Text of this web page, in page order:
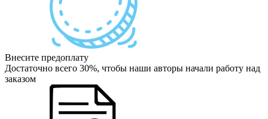
Внесите предоплату
Достаточно всего 30%, чтобы наши авторы начали работу над
заказом